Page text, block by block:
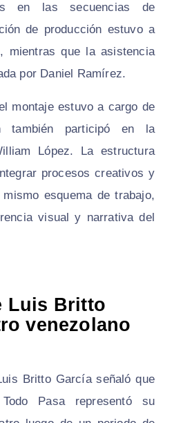
en las secuencias de
de producción estuvo a
mientras que la asistencia
por Daniel Ramírez.
montaje estuvo a cargo de
también participó en la
López. La estructura
procesos creativos y
esquema de trabajo,
visual y narrativa del
Luis Britto
venezolano
Britto García señaló que
Pasa representó su